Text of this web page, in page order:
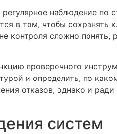
наблюдение
в том, чтобы
контроля сложно понять,
проверочного
и определить, по
отказов, однако и
систем